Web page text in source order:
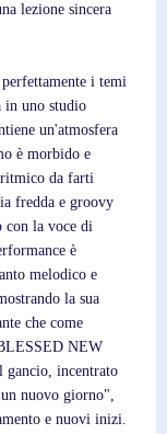
lezione sincera
i temi
in uno studio
un'atmosfera
è morbido e
ritmico da farti
fredda e groovy
con la voce di
è
melodico e
la sua
che come
NEW
incentrato
nuovo giorno",
e nuovi inizi.